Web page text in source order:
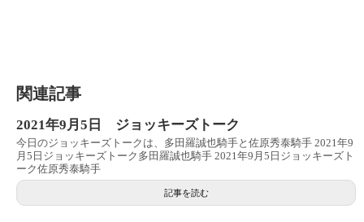
関連記事
2021年9月5日 ジョッキーズトーク
今日のジョッキーズトークは、多田羅誠也騎手と佐原秀泰騎手 2021年9
月5日ジョッキーズトーク多田羅誠也騎手 2021年9月5日ジョッキーズト
ーク佐原秀泰騎手
記事を読む